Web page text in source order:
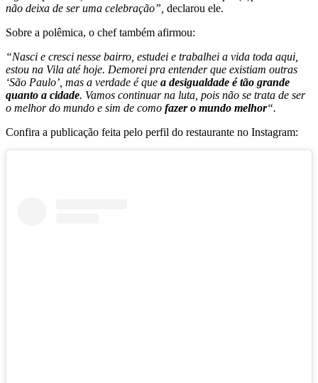
não deixa de ser uma celebração”, declarou ele.
Sobre a polêmica, o chef também afirmou:
“Nasci e cresci nesse bairro, estudei e trabalhei a vida toda aqui,
estou na Vila até hoje. Demorei pra entender que existiam outras
‘São Paulo’, mas a verdade é que a desigualdade é tão grande
quanto a cidade. Vamos continuar na luta, pois não se trata de ser
o melhor do mundo e sim de como fazer o mundo melhor“.
Confira a publicação feita pelo perfil do restaurante no Instagram: